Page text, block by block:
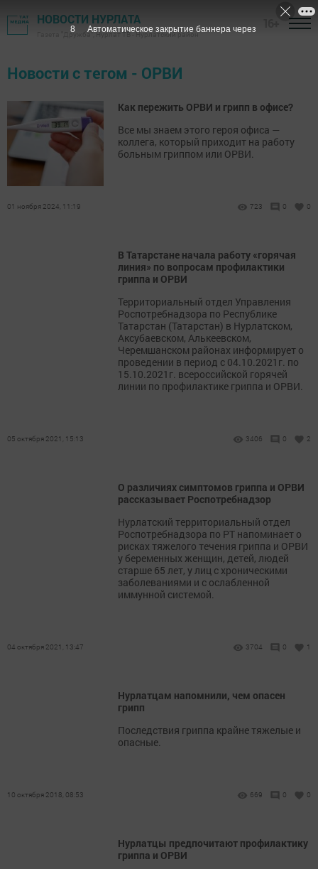
НОВОСТИ НУРЛАТА
Газета "Дружба", Нурлат ТВ - Нурлатский район
Новости с тегом - ОРВИ
Как пережить ОРВИ и грипп в офисе?
Все мы знаем этого героя офиса —
коллега, который приходит на работу
больным гриппом или ОРВИ.
01 ноября 2024, 11:19 723 0 0
В Татарстане начала работу «горячая
линия» по вопросам профилактики
гриппа и ОРВИ
Территориальный отдел Управления
Роспотребнадзора по Республике
Татарстан (Татарстан) в Нурлатском,
Аксубаевском, Алькеевском,
Черемшанском районах информирует о
проведении в период с 04.10.2021г. по
15.10.2021г. всероссийской горячей
линии по профилактике гриппа и ОРВИ.
05 октября 2021, 15:13 3406 0 2
О различиях симптомов гриппа и ОРВИ
рассказывает Роспотребнадзор
Нурлатский территориальный отдел
Роспотребнадзора по РТ напоминает о
рисках тяжелого течения гриппа и ОРВИ
у беременных женщин, детей, людей
старше 65 лет, у лиц с хроническими
заболеваниями и с ослабленной
иммунной системой.
04 октября 2021, 13:47 3704 0 1
Нурлатцам напомнили, чем опасен
грипп
Последствия гриппа крайне тяжелые и
опасные.
10 октября 2018, 08:53 669 0 0
Нурлатцы предпочитают профилактику
гриппа и ОРВИ
7 Автоматическое закрытие баннера через